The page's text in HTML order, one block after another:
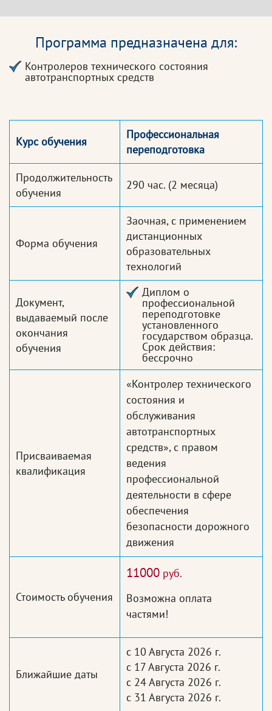
Программа предназначена для:
Контролеров технического состояния
автотранспортных средств
Курс обучения
Профессиональная
переподготовка
Продолжительность
обучения
290 час. (2 месяца)
Форма обучения
Заочная, с применением
дистанционных
образовательных
технологий
Документ,
выдаваемый после
окончания
обучения
Диплом о
профессиональной
переподготовке
установленного
государством образца.
Срок действия:
бессрочно
Присваиваемая
квалификация
«Контролер технического
состояния и
обслуживания
автотранспортных
средств», с правом
ведения
профессиональной
деятельности в сфере
обеспечения
безопасности дорожного
движения
Стоимость обучения
11000 руб.
Возможна оплата
частями!
Ближайшие даты
с 10 Августа 2026 г.
с 17 Августа 2026 г.
с 24 Августа 2026 г.
с 31 Августа 2026 г.